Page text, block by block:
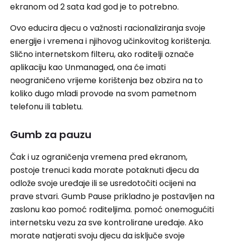
ekranom od 2 sata kad god je to potrebno.
Ovo educira djecu o važnosti racionaliziranja svoje
energije i vremena i njihovog učinkovitog korištenja.
Slično internetskom filteru, ako roditelji označe
aplikaciju kao Unmanaged, ona će imati
neograničeno vrijeme korištenja bez obzira na to
koliko dugo mladi provode na svom pametnom
telefonu ili tabletu.
Gumb za pauzu
Čak i uz ograničenja vremena pred ekranom,
postoje trenuci kada morate potaknuti djecu da
odlože svoje uređaje ili se usredotočiti ocijeni na
prave stvari. Gumb Pause prikladno je postavljen na
zaslonu kao pomoć roditeljima. pomoć onemogućiti
internetsku vezu za sve kontrolirane uređaje. Ako
morate natjerati svoju djecu da isključe svoje